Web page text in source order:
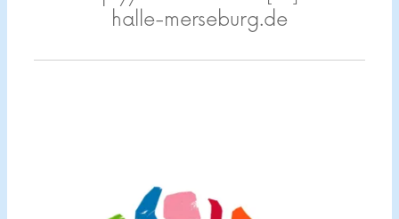
halle-merseburg.de